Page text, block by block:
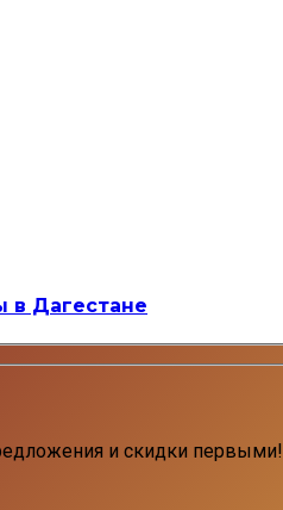
в Дагестане
и скидки первыми!